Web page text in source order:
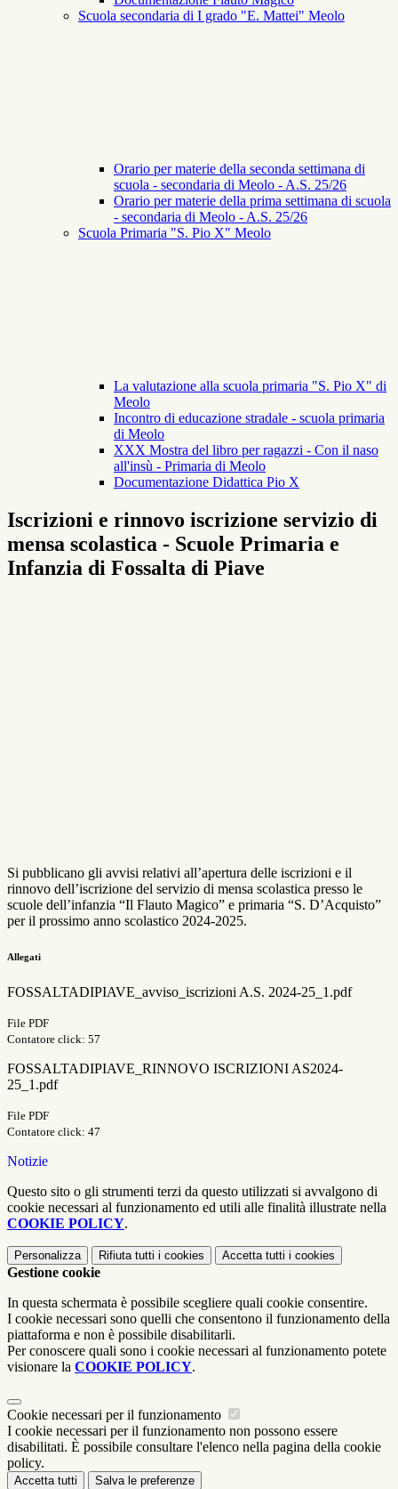
Scuola secondaria di I grado "E. Mattei" Meolo
Orario per materie della seconda settimana di
scuola - secondaria di Meolo - A.S. 25/26
Orario per materie della prima settimana di scuola
- secondaria di Meolo - A.S. 25/26
Scuola Primaria "S. Pio X" Meolo
La valutazione alla scuola primaria "S. Pio X" di
Meolo
Incontro di educazione stradale - scuola primaria
di Meolo
XXX Mostra del libro per ragazzi - Con il naso
all'insù - Primaria di Meolo
Documentazione Didattica Pio X
Iscrizioni e rinnovo iscrizione servizio di
mensa scolastica - Scuole Primaria e
Infanzia di Fossalta di Piave
Si pubblicano gli avvisi relativi all’apertura delle iscrizioni e il
rinnovo dell’iscrizione del servizio di mensa scolastica presso le
scuole dell’infanzia “Il Flauto Magico” e primaria “S. D’Acquisto”
per il prossimo anno scolastico 2024-2025.
Allegati
FOSSALTADIPIAVE_avviso_iscrizioni A.S. 2024-25_1.pdf
File PDF
Contatore click: 57
FOSSALTADIPIAVE_RINNOVO ISCRIZIONI AS2024-
25_1.pdf
File PDF
Contatore click: 47
Notizie
Questo sito o gli strumenti terzi da questo utilizzati si avvalgono di
cookie necessari al funzionamento ed utili alle finalità illustrate nella
COOKIE POLICY.
Personalizza Rifiuta tutti i cookies Accetta tutti i cookies
Gestione cookie
In questa schermata è possibile scegliere quali cookie consentire.
I cookie necessari sono quelli che consentono il funzionamento della
piattaforma e non è possibile disabilitarli.
Per conoscere quali sono i cookie necessari al funzionamento potete
visionare la COOKIE POLICY.
Cookie necessari per il funzionamento
I cookie necessari per il funzionamento non possono essere
disabilitati. È possibile consultare l'elenco nella pagina della cookie
policy.
Accetta tutti Salva le preferenze